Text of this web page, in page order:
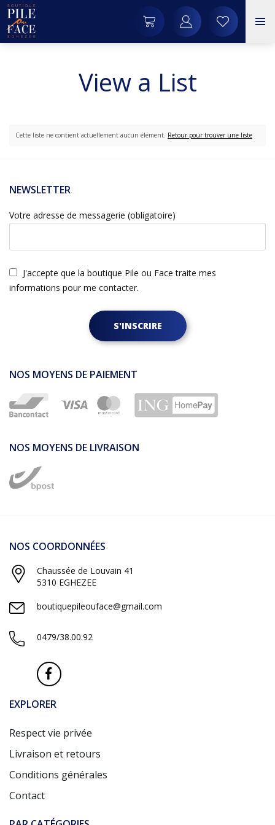
View a List
Cette liste ne contient actuellement aucun élément. Retour pour trouver une liste
NEWSLETTER
Votre adresse de messagerie (obligatoire)
J'accepte que la boutique Pile ou Face traite mes
informations pour me contacter.
S'INSCRIRE
NOS MOYENS DE PAIEMENT
NOS MOYENS DE LIVRAISON
NOS COORDONNÉES
Chaussée de Louvain 41
5310 EGHEZEE
boutiquepileouface@gmail.com
0479/38.00.92
EXPLORER
Respect vie privée
Livraison et retours
Conditions générales
Contact